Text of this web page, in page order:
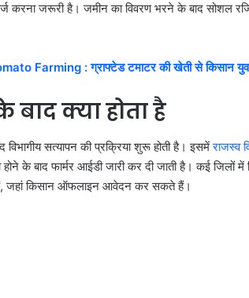
करना जरूरी है। जमीन का विवरण भरने के बाद सोशल
Farming : ग्राफ्टेड टमाटर की खेती से किसान
बाद क्या होता है
विभागीय सत्यापन की प्रक्रिया शुरू होती है। इसमेंराजस्व
के बाद फार्मर आईडी जारी कर दी जाती है। कई जिलों
हैं, जहां किसान ऑफलाइन आवेदन कर सकते हैं।